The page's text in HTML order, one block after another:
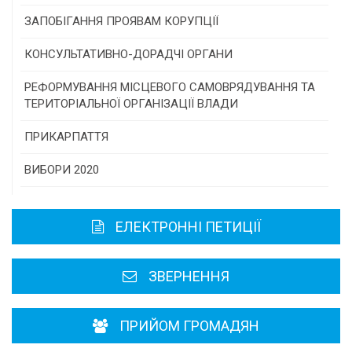
Конкурс інститутів громадянського суспільства
Програми/конкурси МТД
ЗАПОБІГАННЯ ПРОЯВАМ КОРУПЦІЇ
КОНСУЛЬТАТИВНО-ДОРАДЧІ ОРГАНИ
Консультативна рада
РЕФОРМУВАННЯ МІСЦЕВОГО САМОВРЯДУВАННЯ ТА
ТЕРИТОРІАЛЬНОЇ ОРГАНІЗАЦІЇ ВЛАДИ
ПРИКАРПАТТЯ
Історична довідка
Районні, міські ради
ВИБОРИ 2020
ЕЛЕКТРОННІ ПЕТИЦІЇ
ЗВЕРНЕННЯ
ПРИЙОМ ГРОМАДЯН